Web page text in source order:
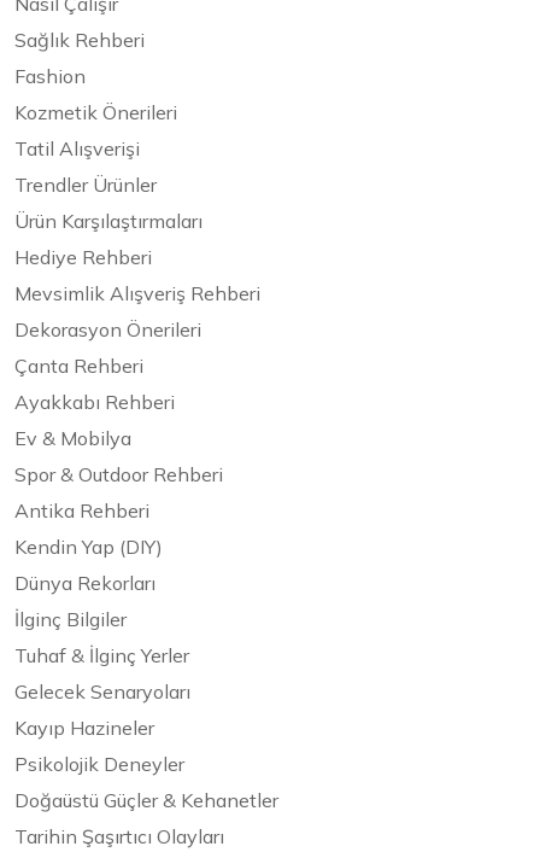
Sağlık Rehberi
Fashion
Kozmetik Önerileri
Tatil Alışverişi
Trendler Ürünler
Ürün Karşılaştırmaları
Hediye Rehberi
Mevsimlik Alışveriş Rehberi
Dekorasyon Önerileri
Çanta Rehberi
Ayakkabı Rehberi
Ev & Mobilya
Spor & Outdoor Rehberi
Antika Rehberi
Kendin Yap (DIY)
Dünya Rekorları
İlginç Bilgiler
Tuhaf & İlginç Yerler
Gelecek Senaryoları
Kayıp Hazineler
Psikolojik Deneyler
Doğaüstü Güçler & Kehanetler
Tarihin Şaşırtıcı Olayları